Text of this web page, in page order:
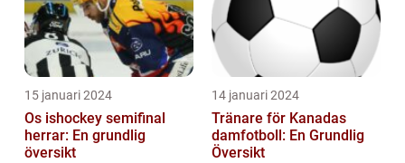
15 januari 2024
Os ishockey semifinal
herrar: En grundlig
översikt
14 januari 2024
Tränare för Kanadas
damfotboll: En Grundlig
Översikt